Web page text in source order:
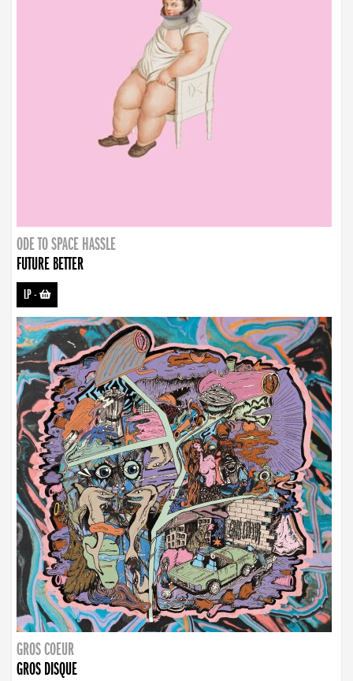
ODE TO SPACE HASSLE
FUTURE BETTER
LP-
GROS COEUR
GROS DISQUE